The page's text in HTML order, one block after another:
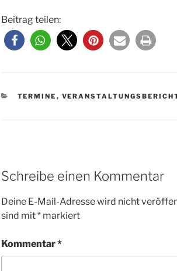
Beitrag teilen:
KATEGORIEN
TERMINE ,
Schreibe einen Kommentar
Deine E-Mail-Adresse wird nicht
sind mit* markiert
Kommentar*